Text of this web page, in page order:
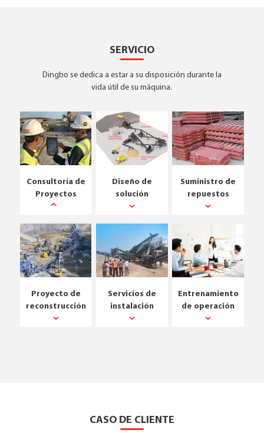
SERVICIO
Dingbo se dedica a estar a su disposición durante la
vida útil de su máquina.
Consultoría de
Proyectos
Diseño de
solución
Suministro de
repuestos
Proyecto de
reconstrucción
Servicios de
instalación
Entrenamiento
de operación
CASO DE CLIENTE